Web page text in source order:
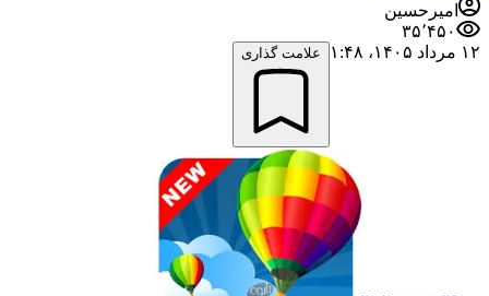
امیرحسین
۳۵٬۴۵۰
۱۲ مرداد ۱۴۰۵،‏ ۱:۴۸
علامت گذاری